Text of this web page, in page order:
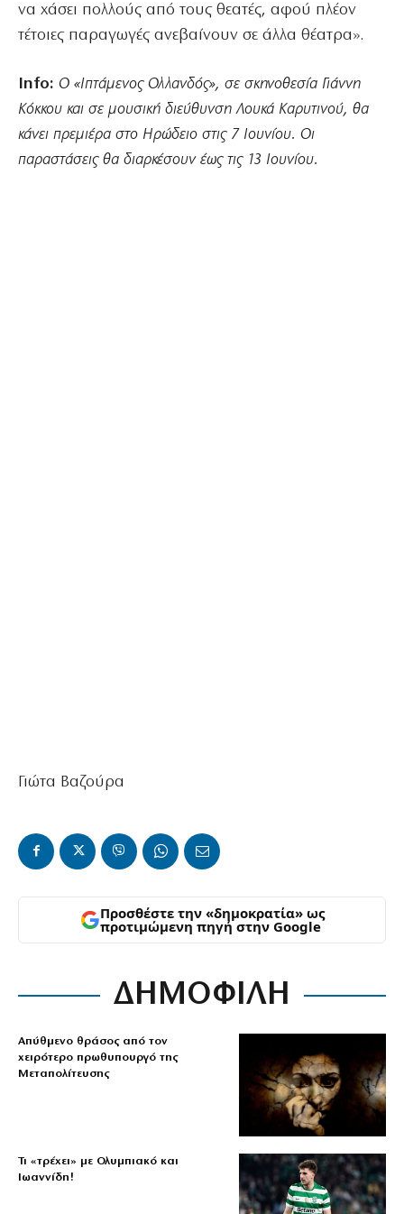
να χάσει πολλούς από τους θεατές, αφού πλέον
τέτοιες παραγωγές ανεβαίνουν σε άλλα θέατρα».
Info: Ο «Ιπτάμενος Ολλανδός», σε σκηνοθεσία Γιάννη
Κόκκου και σε μουσική διεύθυνση Λουκά Καρυτινού, θα
κάνει πρεμιέρα στο Ηρώδειο στις 7 Ιουνίου. Οι
παραστάσεις θα διαρκέσουν έως τις 13 Ιουνίου.
Γιώτα Βαζούρα
Προσθέστε την «δημοκρατία» ως
προτιμώμενη πηγή στην Google
ΔΗΜΟΦΙΛΗ
Απύθμενο θράσος από τον
χειρότερο πρωθυπουργό της
Μεταπολίτευσης
Τι «τρέχει» με Ολυμπιακό και
Ιωαννίδη!